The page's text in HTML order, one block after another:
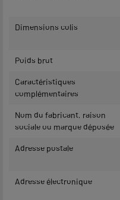
Dimensions colis
Poids brut
Caractéristiques
complémentaires
Nom du fabricant, raison
sociale ou marque déposée
Adresse postale
Adresse électronique